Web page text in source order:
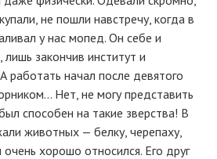
не пошли навстречу, когда в
у нас мопед. Он себе и
закончив институт и
работать начал после девятого
Нет, не могу представить
способен на такие зверства! В
животных — белку, черепаху,
очень хорошо относился. Его друг